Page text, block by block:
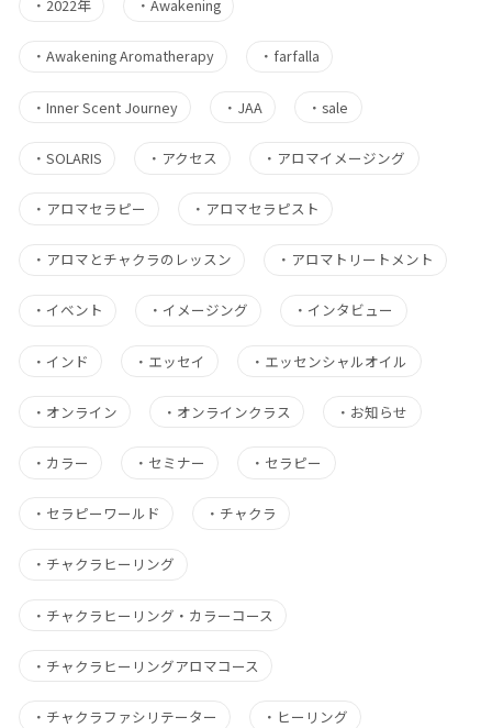
・ 2022年 ・Awakening
・ Awakening Aromatherapy ・ farfalla
・ Inner Scent Journey ・ JAA ・sale
・ SOLARIS ・ アクセス ・ アロマイメージング
・ アロマセラピー ・ アロマセラピスト
・ アロマとチャクラのレッスン ・ アロマトリートメント
・ イベント ・ イメージング ・ インタビュー
・ インド ・ エッセイ ・ エッセンシャルオイル
・ オンライン ・ オンラインクラス ・ お知らせ
・ カラー ・ セミナー ・ セラピー
・ セラピーワールド ・ チャクラ
・ チャクラヒーリング
・ チャクラヒーリング・カラーコース
・ チャクラヒーリングアロマコース
・ チャクラファシリテーター ・ ヒーリング